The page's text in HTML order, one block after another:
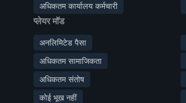
अधिकतम कार्यालय कर्मचारी
प्लेयर मॉड
अनलिमिटेड पैसा
अधिकतम सामाजिकता
अधिकतम संतोष
कोई भूख नहीं